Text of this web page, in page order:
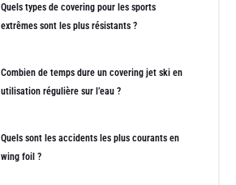
Quels types de covering pour les sports
extrêmes sont les plus résistants ?
Combien de temps dure un covering jet ski en
utilisation régulière sur l’eau ?
Quels sont les accidents les plus courants en
wing foil ?